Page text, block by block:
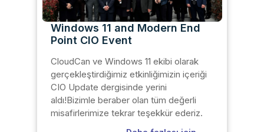
Windows 11 and Modern End
Point CIO Event
CloudCan ve Windows 11 ekibi olarak
gerçekleştirdiğimiz etkinliğimizin içeriği
CIO Update dergisinde yerini
aldı!Bizimle beraber olan tüm değerli
misafirlerimize tekrar teşekkür ederiz.